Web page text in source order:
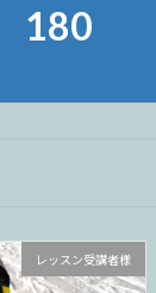
180
レッスン受講者様